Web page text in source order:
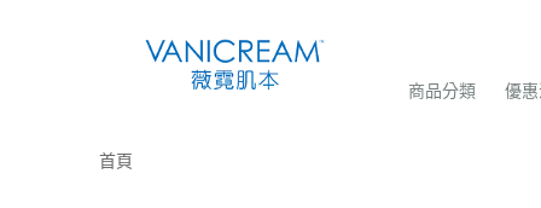
商品分類 優
首頁